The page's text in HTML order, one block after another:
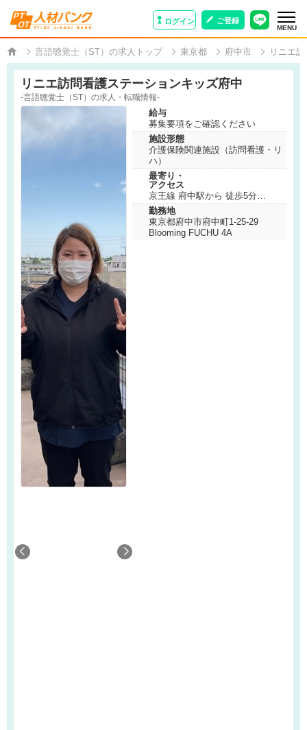
ログイン ご登録
MENU
言語聴覚士（ST）の求人トップ 東京都 府中市 リニエ
リニエ訪問看護ステーションキッズ府中
-言語聴覚士（ST）の求人・転職情報-
給与
募集要項をご確認ください
施設形態
介護保険関連施設（訪問看護・リ
ハ）
最寄り・
アクセス
京王線 府中駅から 徒歩5分
勤務地
東京都府中市府中町1-25-29
Blooming FUCHU 4A